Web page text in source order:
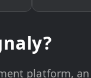
platform,